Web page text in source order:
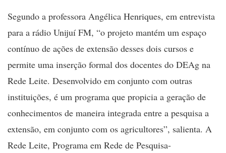
Segundo a professora Angélica Henriques, em entrevista
para a rádio Unijuí FM, “o projeto mantém um espaço
contínuo de ações de extensão desses dois cursos e
permite uma inserção formal dos docentes do DEAg na
Rede Leite. Desenvolvido em conjunto com outras
instituições, é um programa que propicia a geração de
conhecimentos de maneira integrada entre a pesquisa a
extensão, em conjunto com os agricultores”, salienta. A
Rede Leite, Programa em Rede de Pesquisa-